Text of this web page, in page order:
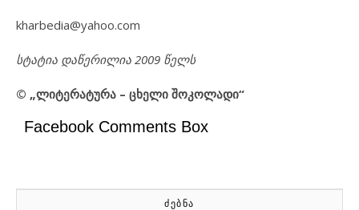
kharbedia@yahoo.com
სტატია დაწერილია 2009 წელს
© „ლიტერატურა – ცხელი შოკოლადი“
Facebook Comments Box
ᲫᲔᲑᲜᲐ